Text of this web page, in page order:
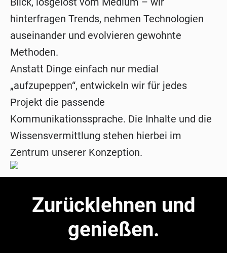
hinterfragen Trends, nehmen Technologien
auseinander und evolvieren gewohnte
Methoden.
Anstatt Dinge einfach nur medial
„aufzupeppen“, entwickeln wir für jedes
Projekt die passende
Kommunikationssprache. Die Inhalte und die
Wissensvermittlung stehen hierbei im
Zentrum unserer Konzeption.
Zurücklehnen und
genießen.